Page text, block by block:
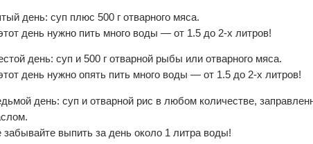
день: суп плюс 500 г отварного мяса.
день нужно пить много воды — от 1.5 до 2-х литров!
день: суп и 500 г отварной рыбы или отварного мяса.
день нужно опять пить много воды — от 1.5 до 2-х литров!
день: суп и отварной рис в любом количестве,
забывайте выпить за день около 1 литра воды!